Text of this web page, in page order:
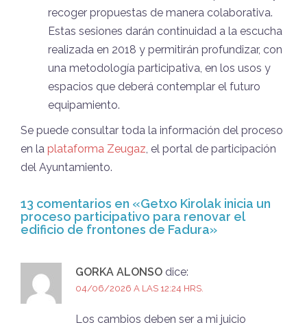
recoger propuestas de manera colaborativa.
Estas sesiones darán continuidad a la escucha
realizada en 2018 y permitirán profundizar, con
una metodología participativa, en los usos y
espacios que deberá contemplar el futuro
equipamiento.
Se puede consultar toda la información del proceso
en la plataforma Zeugaz, el portal de participación
del Ayuntamiento.
13 comentarios en «Getxo Kirolak inicia un
proceso participativo para renovar el
edificio de frontones de Fadura»
GORKA ALONSO dice:
04/06/2026 A LAS 12:24 HRS.
Los cambios deben ser a mi juicio